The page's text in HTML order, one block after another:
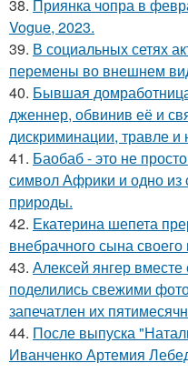
38. Приянка чопра в
Vogue, 2023.
39. В социальных сетях
перемены во внешнем
40. Бывшая
дженнер, обвинив её и
дискриминации, травле и
41. Баобаб - это не
символ Африки и одно из
природы.
42. Екатерина шепета
внебрачного сына
43. Алексей янгер вместе
поделились свежими
запечатлен их
44. После выпуска
Иванченко Артемия